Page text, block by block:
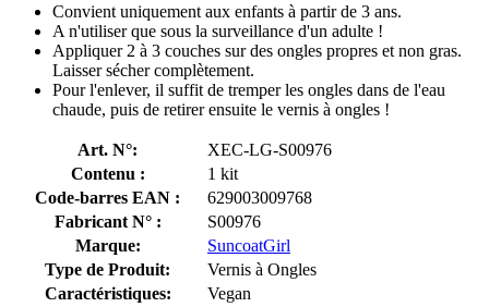
Convient uniquement aux enfants à partir de 3 ans.
A n'utiliser que sous la surveillance d'un adulte !
Appliquer 2 à 3 couches sur des ongles propres et non gras.
Laisser sécher complètement.
Pour l'enlever, il suffit de tremper les ongles dans de l'eau
chaude, puis de retirer ensuite le vernis à ongles !
Art. N°:
XEC-LG-S00976
Contenu :
1 kit
Code-barres EAN :
629003009768
Fabricant N° :
S00976
Marque:
SuncoatGirl
Type de Produit:
Vernis à Ongles
Caractéristiques:
Vegan